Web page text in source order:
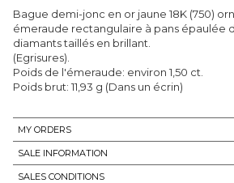
Bague demi-jonc en or jaune 18K (750)
émeraude rectangulaire à pans épaulée
diamants taillés en brillant.
(Egrisures).
Poids de l'émeraude: environ 1,50 ct.
Poids brut: 11,93 g (Dans un écrin)
MY ORDERS
SALE INFORMATION
SALES CONDITIONS